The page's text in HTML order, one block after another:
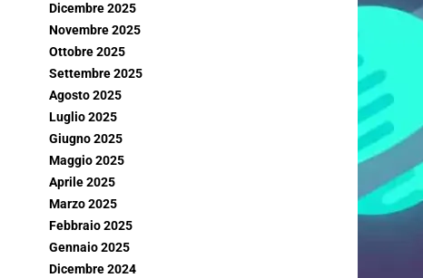
Dicembre 2025
Novembre 2025
Ottobre 2025
Settembre 2025
Agosto 2025
Luglio 2025
Giugno 2025
Maggio 2025
Aprile 2025
Marzo 2025
Febbraio 2025
Gennaio 2025
Dicembre 2024